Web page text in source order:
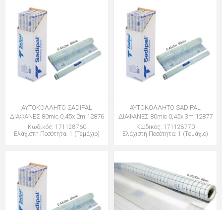
ΑΥΤΟΚΟΛΛΗΤΟ SADIPAL
ΔΙΑΦΑΝΕΣ 80mic 0,45x 2m 12876
Κωδικός: 171128760
Ελάχιστη Ποσότητα: 1 (Τεμάχιο)
ΑΥΤΟΚΟΛΛΗΤΟ SADIPAL
ΔΙΑΦΑΝΕΣ 80mic 0,45x 3m 12877
Κωδικός: 171128770
Ελάχιστη Ποσότητα: 1 (Τεμάχιο)